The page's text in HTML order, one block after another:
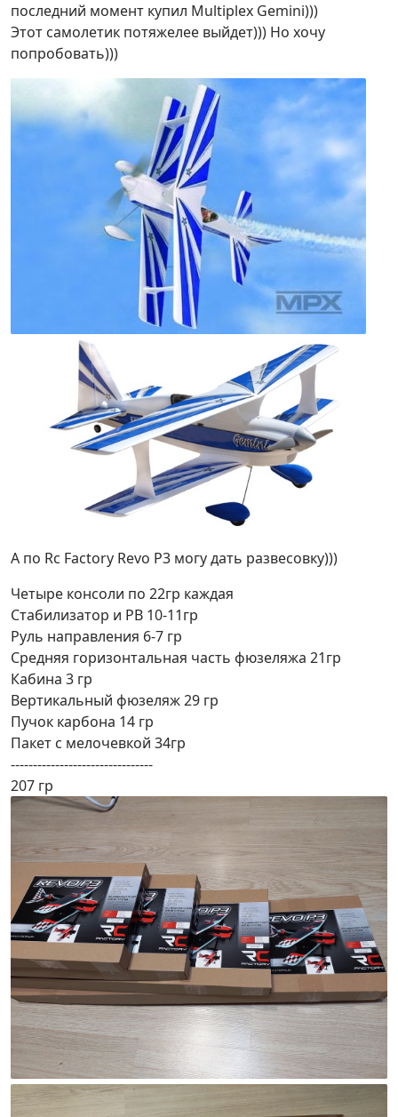
последний момент купил Multiplex Gemini)))
Этот самолетик потяжелее выйдет))) Но хочу
попробовать)))
А по Rc Factory Revo P3 могу дать развесовку)))
Четыре консоли по 22гр каждая
Стабилизатор и РВ 10-11гр
Руль направления 6-7 гр
Средняя горизонтальная часть фюзеляжа 21гр
Кабина 3 гр
Вертикальный фюзеляж 29 гр
Пучок карбона 14 гр
Пакет с мелочевкой 34гр
--------------------------------
207 гр